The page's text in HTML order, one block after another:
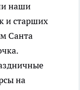
наши
и старших
Санта
на